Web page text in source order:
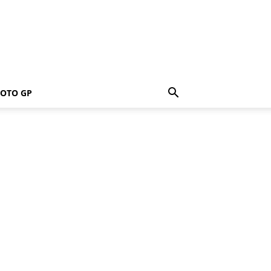
GP